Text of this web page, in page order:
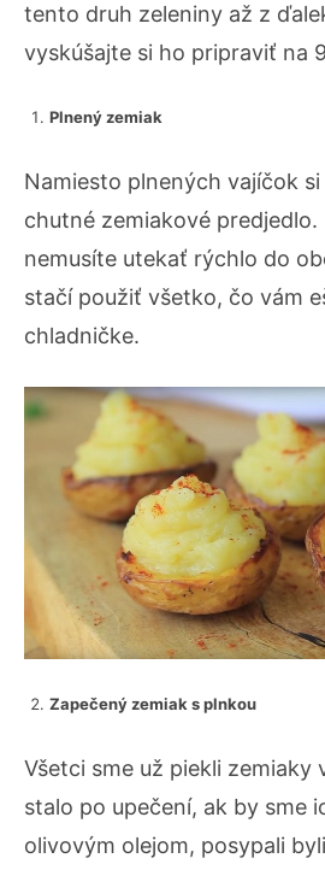
tento druh zeleniny až z
vyskúšajte si ho pripraviť na
Plnený zemiak
Namiesto plnených vajíčok
chutné zemiakové predjedlo.
nemusíte utekať rýchlo do
stačí použiť všetko, čo vám
chladničke.
Zapečený zemiak s plnkou
Všetci sme už piekli zemiaky
stalo po upečení, ak by sme
olivovým olejom, posypali